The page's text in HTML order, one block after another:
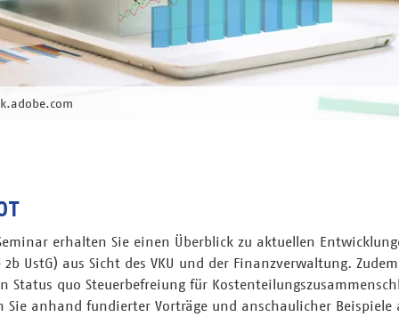
erhalten Sie einen Überblick zu aktuellen
2b UstG) aus Sicht des VKU und der Finanzverwaltung.
Status quo Steuerbefreiung für
Sie anhand fundierter Vorträge und anschaulicher Beispiele